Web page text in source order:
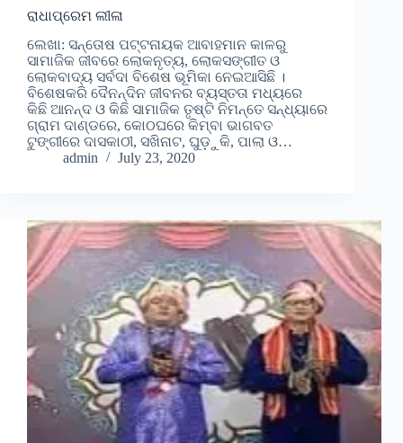
ରାଧାପ୍ରେମ ଲୀଳା
ଲେଖା: ସନ୍ତୋଷ ପଟ୍ଟନାୟକ ଆବାହମାନ କାଳରୁ
ସାମାଜିକ ଜୀବରେ ଲୋକନୃତ୍ୟ, ଲୋକସଙ୍ଗୀତ ଓ
ଲୋକବାଦ୍ୟ ସର୍ବଦା ବିଶେଷ ଭୂମିକା ନେଇଆସିଛି ।
ବିଶେଷକରି ଦୈନନ୍ଦିନ ଜୀବନର ବ୍ୟସ୍ତତା ମଧ୍ୟରେ
କିଛି ଆନନ୍ଦ ଓ କିଛି ସାମାଜିକ ତୃଷ୍ଟି ନିମନ୍ତେ ସନ୍ଧ୍ୟାରେ
ଗ୍ରାମ ଦାଣ୍ଡରେ, କୋଠଘରେ କିମ୍ବା ଭାଗବତ
ଟୁଙ୍ଗୀରେ ଦାସକାଠୀ, ସଖିନାଟ, ଘୁଡ଼ୁକି, ପାଲା ଓ…
admin
July 23, 2020